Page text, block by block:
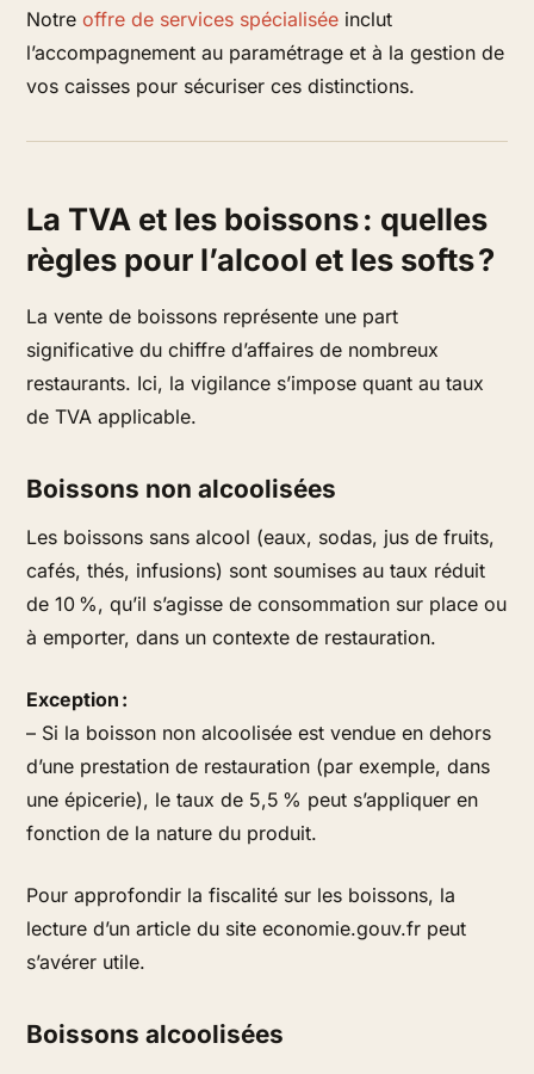
Notreoffre de services spécialisée inclut
l’accompagnement au paramétrage et à la gestion de
vos caisses pour sécuriser ces distinctions.
La TVA et les boissons : quelles
règles pour l’alcool et les softs ?
La vente de boissons représente une part
significative du chiffre d’affaires de nombreux
restaurants. Ici, la vigilance s’impose quant au taux
de TVA applicable.
Boissons non alcoolisées
Les boissons sans alcool (eaux, sodas, jus de fruits,
cafés, thés, infusions) sont soumises au taux réduit
de 10 %, qu’il s’agisse de consommation sur place ou
à emporter, dans un contexte de restauration.
Exception :
– Si la boisson non alcoolisée est vendue en dehors
d’une prestation de restauration (par exemple, dans
une épicerie), le taux de 5,5 % peut s’appliquer en
fonction de la nature du produit.
Pour approfondir la fiscalité sur les boissons, la
lecture d’un article du site economie.gouv.fr peut
s’avérer utile.
Boissons alcoolisées